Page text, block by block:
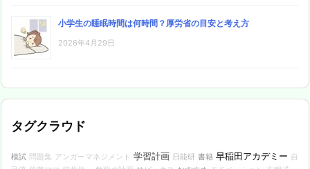
小学生の睡眠時間は何時間？厚労省の目安と考え方
2026年4月29日
タグクラウド
模試 問題集 アンガーマネジメント 学習計画 日能研 書籍 早稲田アカデミー 自